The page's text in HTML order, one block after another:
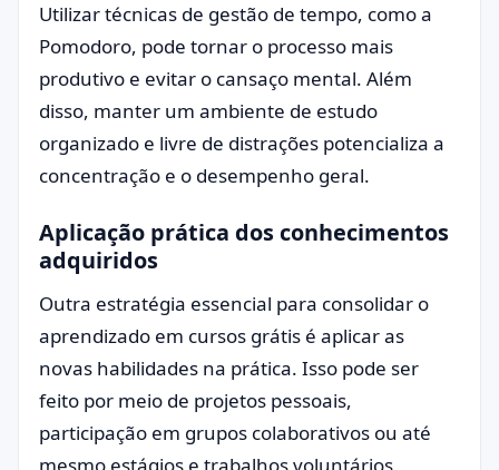
Utilizar técnicas de gestão de tempo, como a
Pomodoro, pode tornar o processo mais
produtivo e evitar o cansaço mental. Além
disso, manter um ambiente de estudo
organizado e livre de distrações potencializa a
concentração e o desempenho geral.
Aplicação prática dos conhecimentos
adquiridos
Outra estratégia essencial para consolidar o
aprendizado em cursos grátis é aplicar as
novas habilidades na prática. Isso pode ser
feito por meio de projetos pessoais,
participação em grupos colaborativos ou até